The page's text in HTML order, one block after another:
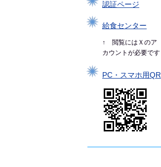
認証ページ
給食センター
↑ 閲覧にはＸのア
カウントが必要です
PC・スマホ用QR